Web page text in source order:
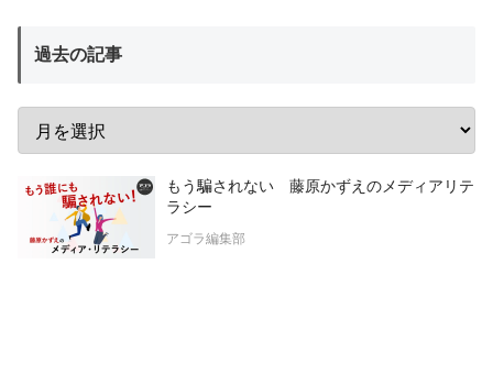
過去の記事
もう騙されない 藤原かずえのメディアリテ
ラシー
アゴラ編集部